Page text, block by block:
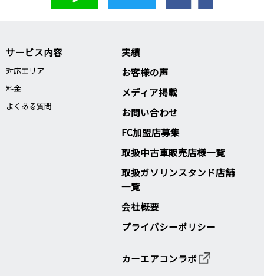
サービス内容
対応エリア
料金
よくある質問
実績
お客様の声
メディア掲載
お問い合わせ
FC加盟店募集
取扱中古車販売店様一覧
取扱ガソリンスタンド店舗
一覧
会社概要
プライバシーポリシー
カーエアコンラボ